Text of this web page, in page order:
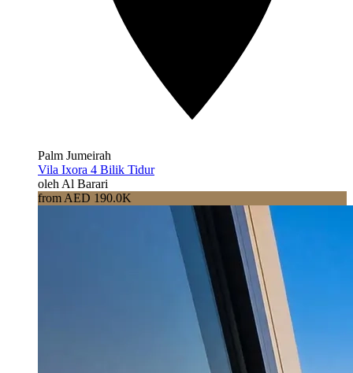
Palm Jumeirah
Vila Ixora 4 Bilik Tidur
oleh Al Barari
from AED 190.0K